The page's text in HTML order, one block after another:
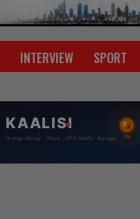
INTERVIEW SPORT